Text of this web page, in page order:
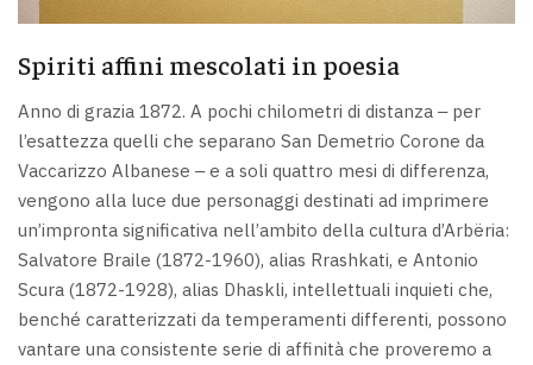
Spiriti affini mescolati in poesia
Anno di grazia 1872. A pochi chilometri di distanza ‒ per
l’esattezza quelli che separano San Demetrio Corone da
Vaccarizzo Albanese ‒ e a soli quattro mesi di differenza,
vengono alla luce due personaggi destinati ad imprimere
un’impronta significativa nell’ambito della cultura d’Arbëria:
Salvatore Braile (1872-1960), alias Rrashkati, e Antonio
Scura (1872-1928), alias Dhaskli, intellettuali inquieti che,
benché caratterizzati da temperamenti differenti, possono
vantare una consistente serie di affinità che proveremo a